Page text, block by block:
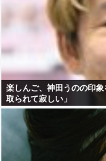
楽しんご、神田うのの印
取られて寂しい」